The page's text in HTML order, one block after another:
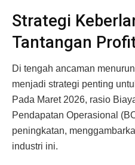
Strategi
Tantangan
Di tengah ancaman
menjadi strategi penting
Pada Maret 2026, rasio
Pendapatan Operasional
peningkatan,
industri ini.